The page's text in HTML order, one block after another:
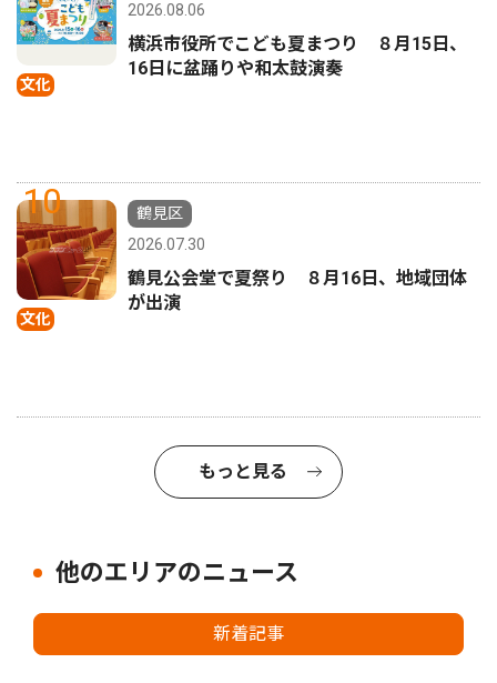
文化
2026.08.06
横浜市役所でこども夏まつり ８月15日、
16日に盆踊りや和太鼓演奏
10
文化
鶴見区
2026.07.30
鶴見公会堂で夏祭り ８月16日、地域団体
が出演
もっと見る
他のエリアのニュース
新着記事